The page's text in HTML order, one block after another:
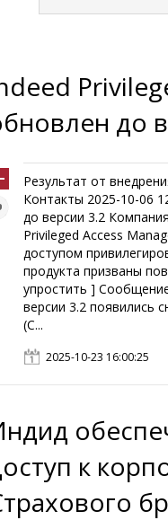
до
Результат от
Контакты 2025-10-06
до версии 3.2
Privileged Access
доступом
продукта призваны
упростить ]
версии 3.2 появились
(C...
2025-10-23 16:00:25
к